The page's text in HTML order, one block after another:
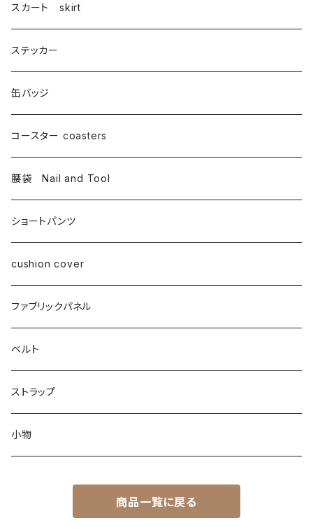
スカート skirt
ステッカー
缶バッジ
コースター coasters
腰袋 Nail and Tool
ショートパンツ
cushion cover
ファブリックパネル
ベルト
ストラップ
小物
商品一覧に戻る